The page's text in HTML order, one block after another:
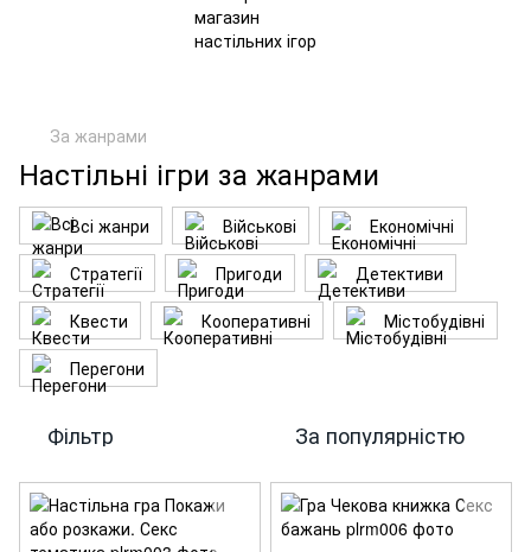
За жанрами
Настільні ігри за жанрами
Всі жанри Військові
Економічні
Стратегії
Пригоди
Детективи
Квести
Кооперативні
Містобудівні
Перегони
Фільтр За популярністю